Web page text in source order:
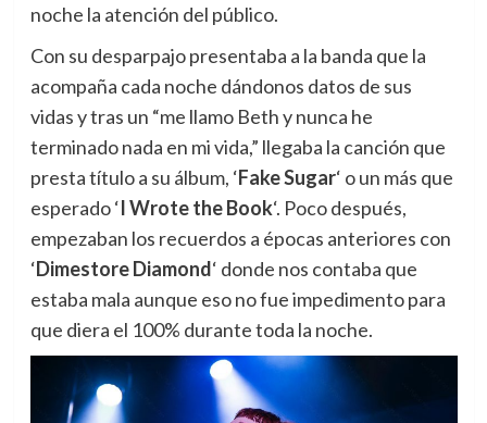
noche la atención del público.
Con su desparpajo presentaba a la banda que la
acompaña cada noche dándonos datos de sus
vidas y tras un “me llamo Beth y nunca he
terminado nada en mi vida,” llegaba la canción que
presta título a su álbum, ‘Fake Sugar‘ o un más que
esperado ‘I Wrote the Book‘. Poco después,
empezaban los recuerdos a épocas anteriores con
‘Dimestore Diamond‘ donde nos contaba que
estaba mala aunque eso no fue impedimento para
que diera el 100% durante toda la noche.